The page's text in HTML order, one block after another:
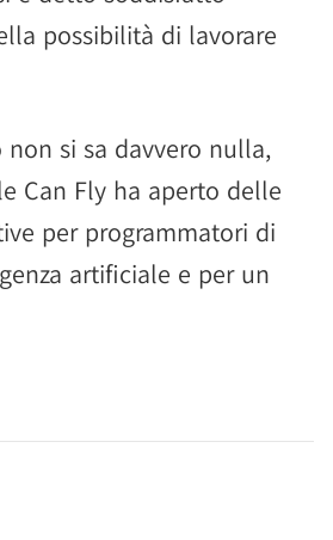
possibilità di lavorare
non si sa davvero nulla,
Can Fly ha aperto delle
per programmatori di
artificiale e per un